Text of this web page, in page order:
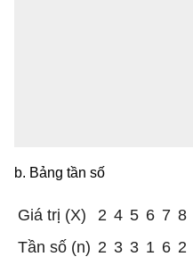
b. Bảng tần số
Giá trị (X) 2 4 5 6 7 8
Tần số (n) 2 3 3 1 6 2